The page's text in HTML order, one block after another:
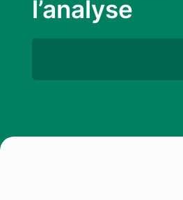
l’analyse